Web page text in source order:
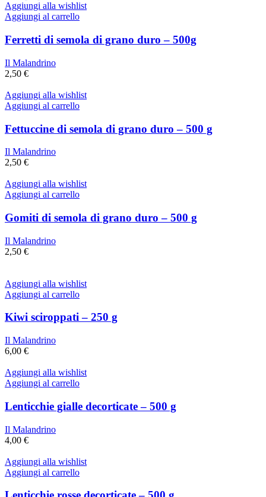
Aggiungi alla wishlist
Aggiungi al carrello
Ferretti di semola di grano duro – 500g
Il Malandrino
2,50 €
Aggiungi alla wishlist
Aggiungi al carrello
Fettuccine di semola di grano duro – 500 g
Il Malandrino
2,50 €
Aggiungi alla wishlist
Aggiungi al carrello
Gomiti di semola di grano duro – 500 g
Il Malandrino
2,50 €
Aggiungi alla wishlist
Aggiungi al carrello
Kiwi sciroppati – 250 g
Il Malandrino
6,00 €
Aggiungi alla wishlist
Aggiungi al carrello
Lenticchie gialle decorticate – 500 g
Il Malandrino
4,00 €
Aggiungi alla wishlist
Aggiungi al carrello